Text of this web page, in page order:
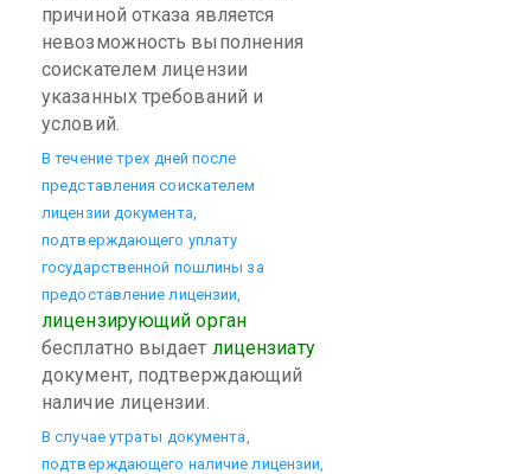
причиной отказа является
невозможность выполнения
соискателем лицензии
указанных требований и
условий.
В течение трех дней после
представления соискателем
лицензии документа,
подтверждающего уплату
государственной пошлины за
предоставление лицензии,
лицензирующий орган
бесплатно выдает лицензиату
документ, подтверждающий
наличие лицензии.
В случае утраты документа,
подтверждающего наличие лицензии,